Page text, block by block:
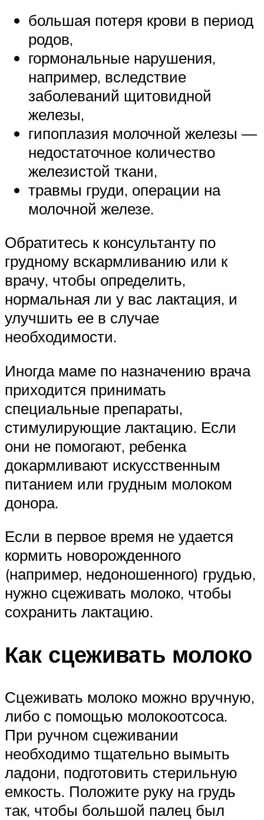
большая потеря крови в период
родов,
гормональные нарушения,
например, вследствие
заболеваний щитовидной
железы,
гипоплазия молочной железы —
недостаточное количество
железистой ткани,
травмы груди, операции на
молочной железе.
Обратитесь к консультанту по
грудному вскармливанию или к
врачу, чтобы определить,
нормальная ли у вас лактация, и
улучшить ее в случае
необходимости.
Иногда маме по назначению врача
приходится принимать
специальные препараты,
стимулирующие лактацию. Если
они не помогают, ребенка
докармливают искусственным
питанием или грудным молоком
донора.
Если в первое время не удается
кормить новорожденного
(например, недоношенного) грудью,
нужно сцеживать молоко, чтобы
сохранить лактацию.
Как сцеживать молоко
Сцеживать молоко можно вручную,
либо с помощью молокоотсоса.
При ручном сцеживании
необходимо тщательно вымыть
ладони, подготовить стерильную
емкость. Положите руку на грудь
так, чтобы большой палец был